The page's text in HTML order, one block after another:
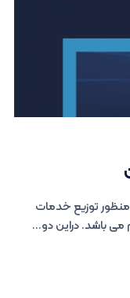
منظور توزیع خدمات